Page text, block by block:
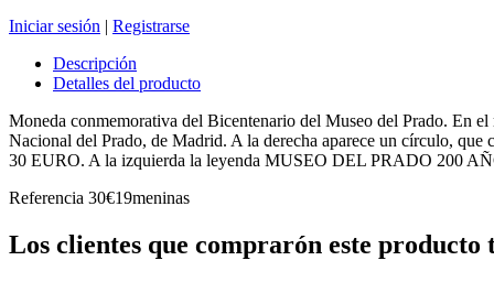
Iniciar sesión | Registrarse
Descripción
Detalles del producto
Moneda conmemorativa del Bicentenario del Museo del Prado. En
Nacional del Prado, de Madrid. A la derecha aparece un círculo,
30 EURO. A la izquierda la leyenda MUSEO DEL PRADO 200
Referencia 30€19meninas
Los clientes que comprarón este